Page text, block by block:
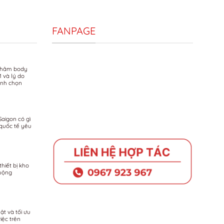
body
và lý do
chọn
có gì
tế yêu
bị kho
và tối ưu
trên
FANPAGE